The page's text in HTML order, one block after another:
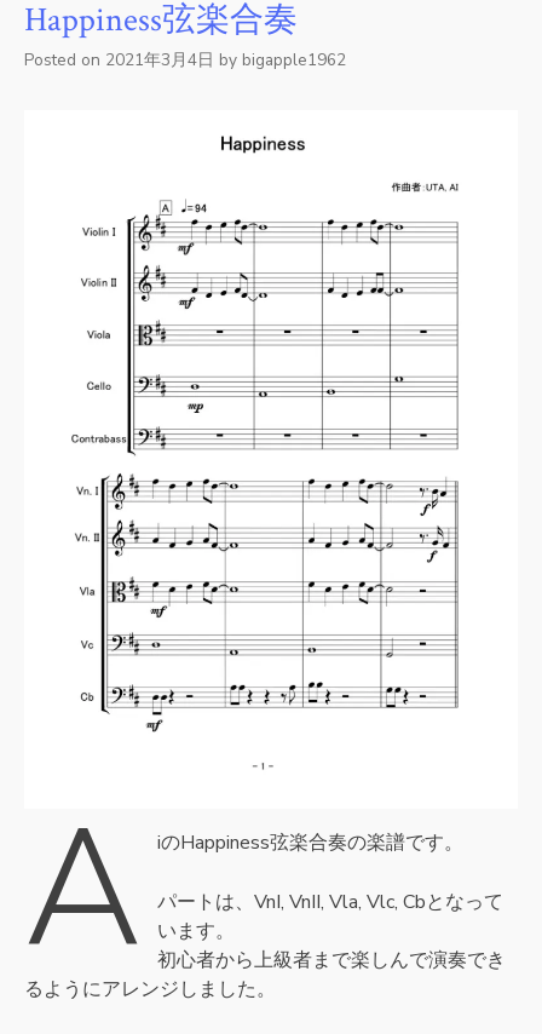
Happiness弦楽合奏
Posted on 2021年3月4日 by bigapple1962
A iのHappiness弦楽合奏の楽譜です。
パートは、VnI, VnII, Vla, Vlc, Cbとなって
います。
初心者から上級者まで楽しんで演奏でき
るようにアレンジしました。